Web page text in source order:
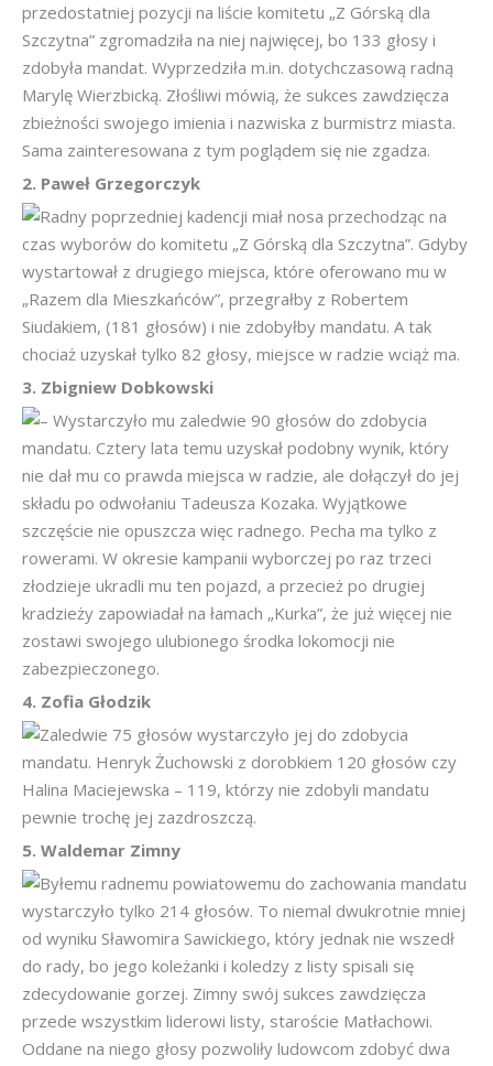
przedostatniej pozycji na liście komitetu „Z Górską dla
Szczytna” zgromadziła na niej najwięcej, bo 133 głosy i
zdobyła mandat. Wyprzedziła m.in. dotychczasową radną
Marylę Wierzbicką. Złośliwi mówią, że sukces zawdzięcza
zbieżności swojego imienia i nazwiska z burmistrz miasta.
Sama zainteresowana z tym poglądem się nie zgadza.
2. Paweł Grzegorczyk
Radny poprzedniej kadencji miał nosa przechodząc na
czas wyborów do komitetu „Z Górską dla Szczytna”. Gdyby
wystartował z drugiego miejsca, które oferowano mu w
„Razem dla Mieszkańców”, przegrałby z Robertem
Siudakiem, (181 głosów) i nie zdobyłby mandatu. A tak
chociaż uzyskał tylko 82 głosy, miejsce w radzie wciąż ma.
3. Zbigniew Dobkowski
– Wystarczyło mu zaledwie 90 głosów do zdobycia
mandatu. Cztery lata temu uzyskał podobny wynik, który
nie dał mu co prawda miejsca w radzie, ale dołączył do jej
składu po odwołaniu Tadeusza Kozaka. Wyjątkowe
szczęście nie opuszcza więc radnego. Pecha ma tylko z
rowerami. W okresie kampanii wyborczej po raz trzeci
złodzieje ukradli mu ten pojazd, a przecież po drugiej
kradzieży zapowiadał na łamach „Kurka”, że już więcej nie
zostawi swojego ulubionego środka lokomocji nie
zabezpieczonego.
4. Zofia Głodzik
Zaledwie 75 głosów wystarczyło jej do zdobycia
mandatu. Henryk Żuchowski z dorobkiem 120 głosów czy
Halina Maciejewska – 119, którzy nie zdobyli mandatu
pewnie trochę jej zazdroszczą.
5. Waldemar Zimny
Byłemu radnemu powiatowemu do zachowania mandatu
wystarczyło tylko 214 głosów. To niemal dwukrotnie mniej
od wyniku Sławomira Sawickiego, który jednak nie wszedł
do rady, bo jego koleżanki i koledzy z listy spisali się
zdecydowanie gorzej. Zimny swój sukces zawdzięcza
przede wszystkim liderowi listy, staroście Matłachowi.
Oddane na niego głosy pozwoliły ludowcom zdobyć dwa